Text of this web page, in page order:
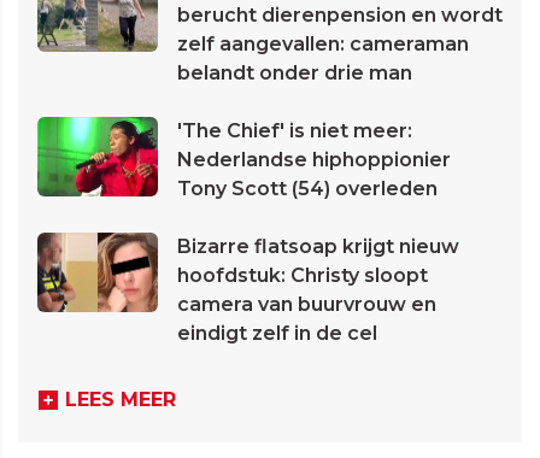
berucht dierenpension en wordt
zelf aangevallen: cameraman
belandt onder drie man
'The Chief' is niet meer:
Nederlandse hiphoppionier
Tony Scott (54) overleden
Bizarre flatsoap krijgt nieuw
hoofdstuk: Christy sloopt
camera van buurvrouw en
eindigt zelf in de cel
LEES MEER